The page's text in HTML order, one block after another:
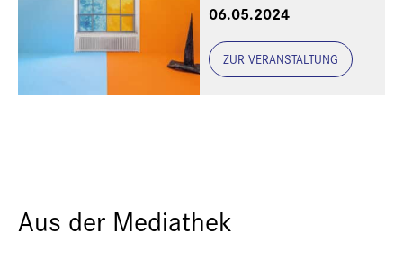
06.05.2024
ZUR VERANSTALTUNG
Aus der Mediathek